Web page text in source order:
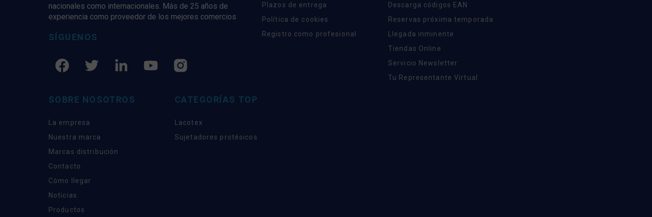
nacionales como internacionales. Más de 25 años de
experiencia como proveedor de los mejores comercios
SÍGUENOS
Plazos de entrega
Política de cookies
Registro como profesional
Descarga códigos EAN
Reservas próxima temporada
Llegada inminente
Tiendas Online
Servicio Newsletter
Tu Representante Virtual
SOBRE NOSOTROS
La empresa
Nuestra marca
Marcas distribución
Contacto
Cómo llegar
Noticias
Productos
CATEGORÍAS TOP
Lacotex
Sujetadores protésicos